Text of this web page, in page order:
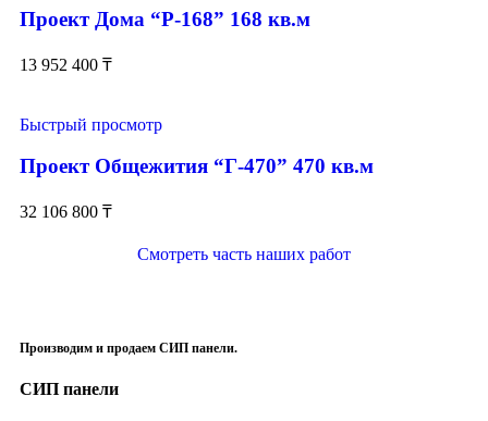
Проект Дома “Р-168” 168 кв.м
13 952 400 ₸
Быстрый просмотр
Проект Общежития “Г-470” 470 кв.м
32 106 800 ₸
Смотреть часть наших работ
Производим и продаем СИП панели.
СИП панели